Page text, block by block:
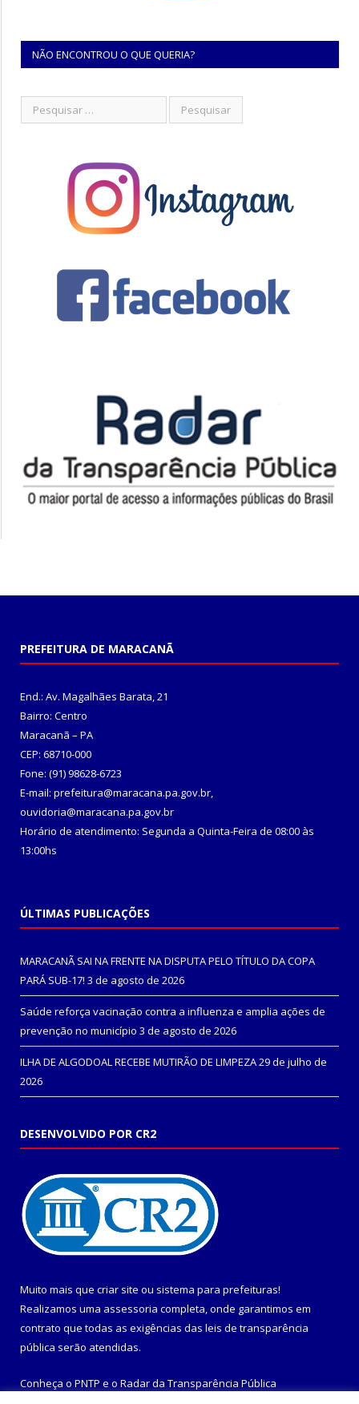
NÃO ENCONTROU O QUE QUERIA?
PREFEITURA DE MARACANÃ
End.: Av. Magalhães Barata, 21
Bairro: Centro
Maracanã – PA
CEP: 68710-000
Fone: (91) 98628-6723
E-mail: prefeitura@maracana.pa.gov.br,
ouvidoria@maracana.pa.gov.br
Horário de atendimento: Segunda a Quinta-Feira de 08:00 às
13:00hs
ÚLTIMAS PUBLICAÇÕES
MARACANÃ SAI NA FRENTE NA DISPUTA PELO TÍTULO DA COPA
PARÁ SUB-17! 3 de agosto de 2026
Saúde reforça vacinação contra a influenza e amplia ações de
prevenção no município 3 de agosto de 2026
ILHA DE ALGODOAL RECEBE MUTIRÃO DE LIMPEZA29 de julho de
2026
DESENVOLVIDO POR CR2
Muito mais que criar site ou sistema para prefeituras!
Realizamos uma assessoria completa, onde garantimos em
contrato que todas as exigências das leis de transparência
pública serão atendidas.
Conheça o PNTP e o Radar da Transparência Pública